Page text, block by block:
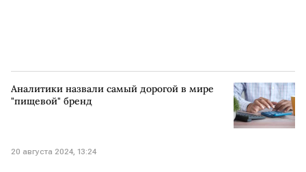
Аналитики назвали самый дорогой в мире
"пищевой" бренд
20 августа 2024, 13:24